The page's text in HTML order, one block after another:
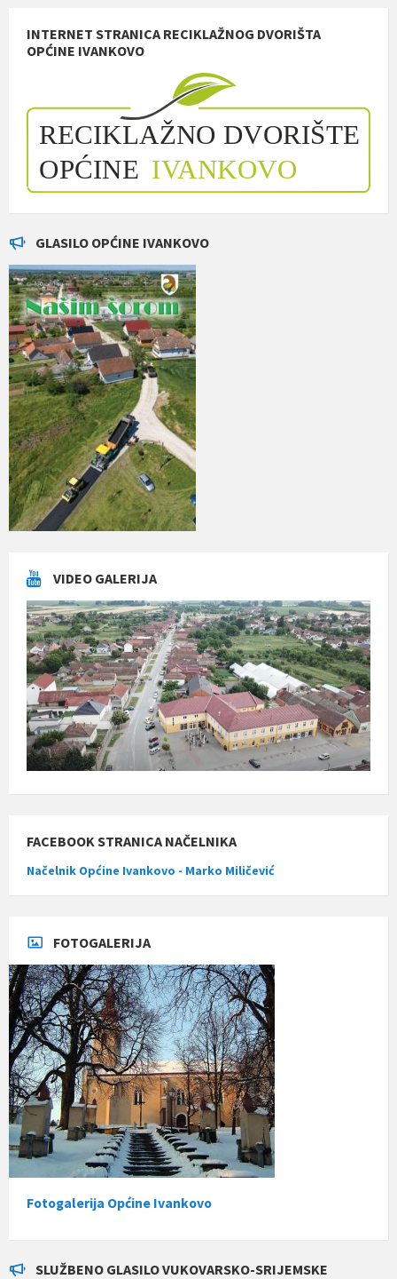
INTERNET STRANICA RECIKLAŽNOG DVORIŠTA
OPĆINE IVANKOVO
GLASILO OPĆINE IVANKOVO
VIDEO GALERIJA
FACEBOOK STRANICA NAČELNIKA
Načelnik Općine Ivankovo - Marko Miličević
FOTOGALERIJA
Fotogalerija Općine Ivankovo
SLUŽBENO GLASILO VUKOVARSKO-SRIJEMSKE